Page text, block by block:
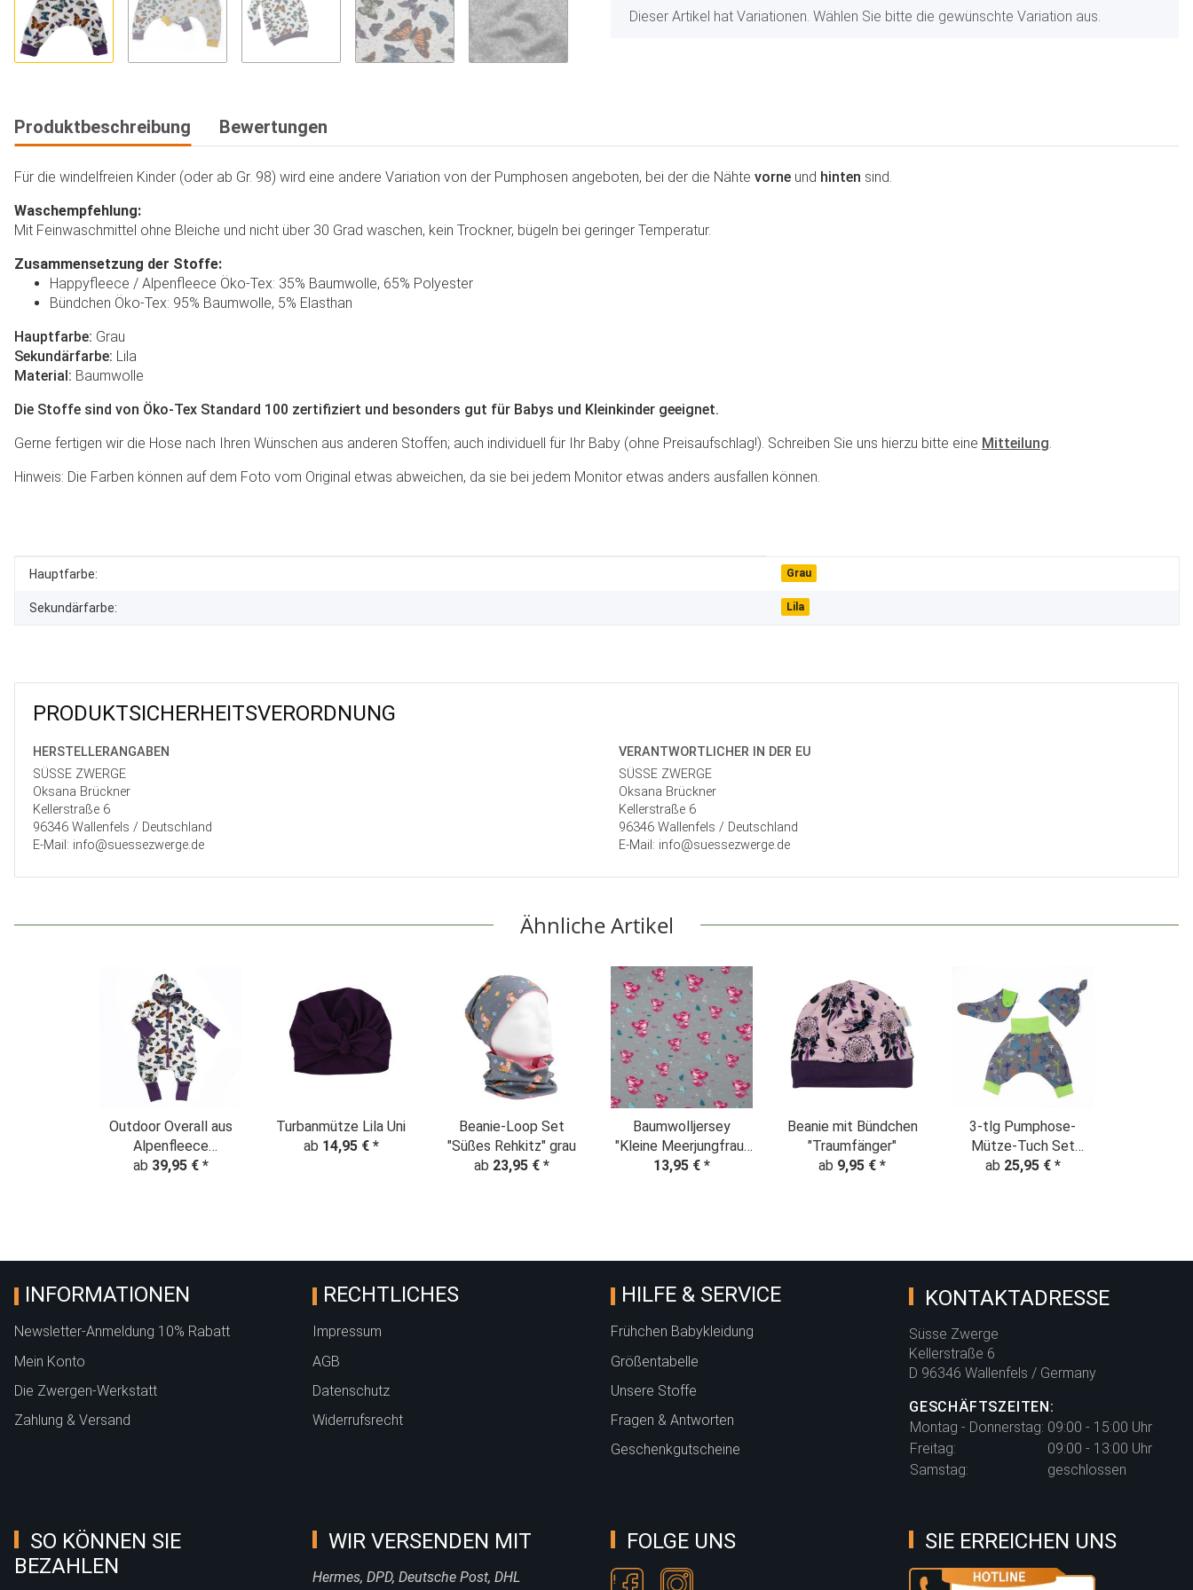
x
Dieser Artikel hat Variationen. Wählen Sie bitte die gewünschte Variation aus.
Produktbeschreibung Bewertungen
Für die windelfreien Kinder (oder ab Gr. 98) wird eine andere Variation von der Pumphosen angeboten, bei der die Nähte vorne und hinten sind.
Waschempfehlung:
Mit Feinwaschmittel ohne Bleiche und nicht über 30 Grad waschen, kein Trockner, bügeln bei geringer Temperatur.
Zusammensetzung der Stoffe:
Happyfleece / Alpenfleece Öko-Tex: 35% Baumwolle, 65% Polyester
Bündchen Öko-Tex: 95% Baumwolle, 5% Elasthan
Hauptfarbe: Grau
Sekundärfarbe: Lila
Material: Baumwolle
Die Stoffe sind von Öko-Tex Standard 100 zertifiziert und besonders gut für Babys und Kleinkinder geeignet.
Gerne fertigen wir die Hose nach Ihren Wünschen aus anderen Stoffen; auch individuell für Ihr Baby (ohne Preisaufschlag!). Schreiben Sie uns hierzu bitte eine Mitteilung
Hinweis: Die Farben können auf dem Foto vom Original etwas abweichen, da sie bei jedem Monitor etwas anders ausfallen können.
Produkteigenschaft
Wert
Hauptfarbe: Grau
Sekundärfarbe: Lila
PRODUKT­SICHER­HEITS­VER­ORD­NUNG
HERSTELLER­ANGABEN
SÜSSE ZWERGE
Oksana Brückner
Kellerstraße 6
96346 Wallenfels / Deutschland
E-Mail: info@suessezwerge.de
VERANTWORT­LICHER IN DER EU
SÜSSE ZWERGE
Oksana Brückner
Kellerstraße 6
96346 Wallenfels / Deutschland
E-Mail: info@suessezwerge.de
Ähnliche Artikel
Outdoor Overall aus
Alpenfleece
"Schmetterlige"
ab 39,95 € *
Turbanmütze Lila Uni
ab 14,95 € *
Beanie-Loop Set
"Süßes Rehkitz" grau
ab 23,95 € *
Baumwolljersey
"Kleine Meerjungfrau"
grau-pink
13,95 € *
Beanie mit Bündchen
"Traumfänger"
ab 9,95 € *
3-tlg Pumphose-
Mütze-Tuch Set
"Palmen & Blätter"
ab 25,95 € *
INFORMATIONEN
Newsletter-Anmeldung 10% Rabatt
Mein Konto
Die Zwergen-Werkstatt
Zahlung & Versand
RECHTLICHES
Impressum
AGB
Datenschutz
Widerrufsrecht
HILFE & SERVICE
Frühchen Babykleidung
Größentabelle
Unsere Stoffe
Fragen & Antworten
Geschenkgutscheine
KONTAKTADRESSE
Süsse Zwerge
Kellerstraße 6
D 96346 Wallenfels / Germany
GESCHÄFTSZEITEN:
Montag - Donnerstag: 09:00 - 15:00 Uhr
Freitag:
09:00 - 13:00 Uhr
Samstag:
geschlossen
SO KÖNNEN SIE
BEZAHLEN
WIR VERSENDEN MIT
Hermes, DPD, Deutsche Post, DHL
FOLGE UNS SIE ERREICHEN UNS